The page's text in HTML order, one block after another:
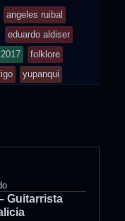
and
tagged
angeles ruibal
eduardo aldiser
folklore
yupanqui
Guitarrista